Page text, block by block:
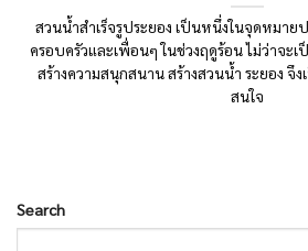
สวนน้ำสำเร็จรูประยอง เป็นหนึ่งในจุดหมา
ครอบครัวและเพื่อนๆ ในช่วงฤดูร้อน ไม่ว่าจะ
สร้างความสนุกสนาน สร้างสวนน้ำ ระยอง จึ
สนใจ
Search